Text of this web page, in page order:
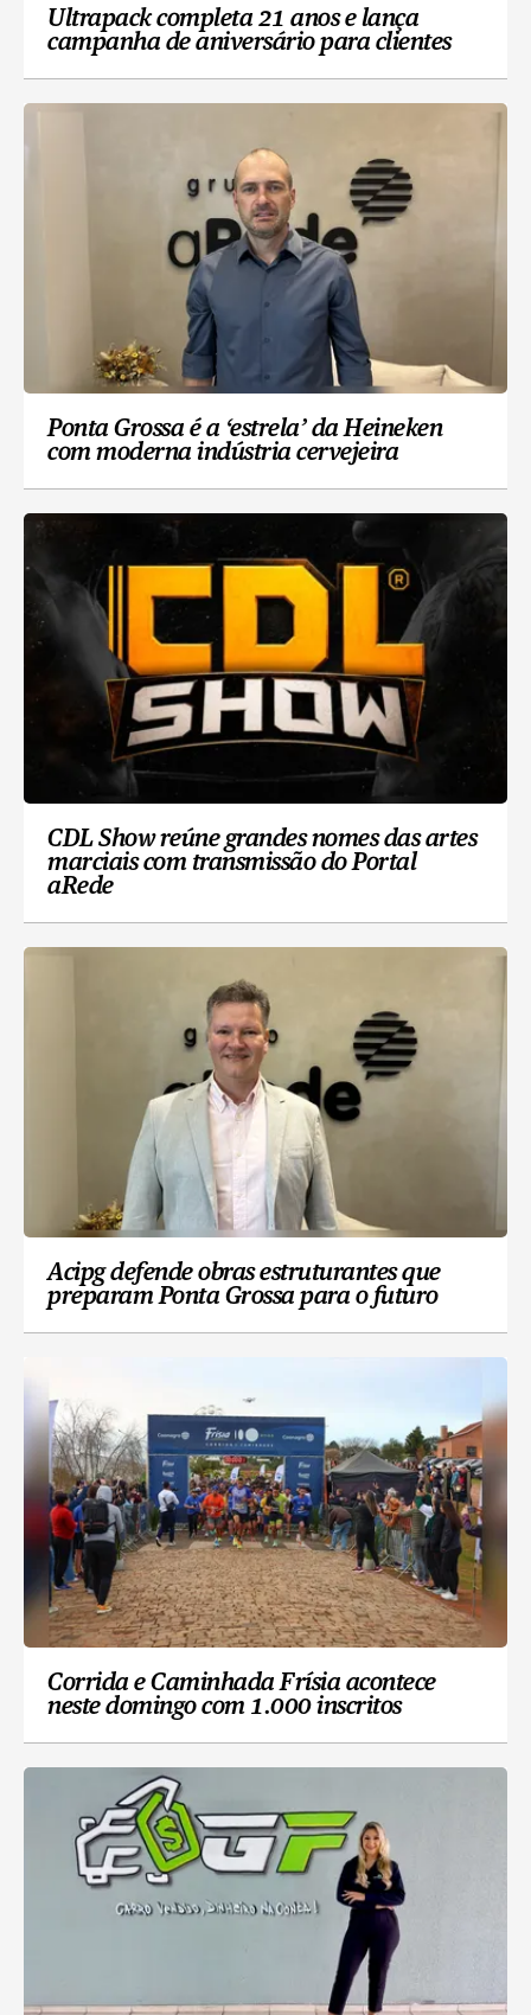
Ultrapack completa 21 anos e lança
campanha de aniversário para clientes
Ponta Grossa é a ‘estrela’ da Heineken
com moderna indústria cervejeira
CDL Show reúne grandes nomes das artes
marciais com transmissão do Portal
aRede
Acipg defende obras estruturantes que
preparam Ponta Grossa para o futuro
Corrida e Caminhada Frísia acontece
neste domingo com 1.000 inscritos